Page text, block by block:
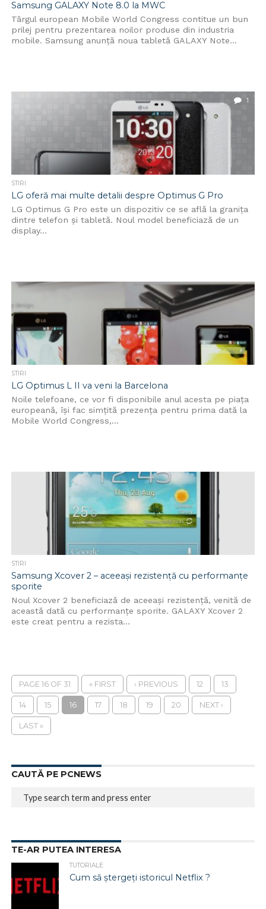
Samsung GALAXY Note 8.0 la MWC
Târgul european Mobile World Congress contitue un bun
prilej pentru prezentarea noilor produse din industria
mobile. Samsung anunță noua tabletă GALAXY Note...
1
STIRI
LG oferă mai multe detalii despre Optimus G Pro
LG Optimus G Pro este un dispozitiv ce se află la granița
dintre telefon și tabletă. Noul model beneficiază de un
display...
STIRI
LG Optimus L II va veni la Barcelona
Noile telefoane, ce vor fi disponibile anul acesta pe piața
europeană, își fac simțită prezența pentru prima dată la
Mobile World Congress,...
STIRI
Samsung Xcover 2 – aceeași rezistență cu performanțe
sporite
Noul Xcover 2 beneficiază de aceeași rezistență, venită de
această dată cu performanțe sporite. GALAXY Xcover 2
este creat pentru a rezista...
PAGE 16 OF 31 « FIRST ‹ PREVIOUS 12 13
14 15 16 17 18 19 20 NEXT ›
LAST »
CAUTĂ PE PCNEWS
TE-AR PUTEA INTERESA
TUTORIALE
Cum să ștergeți istoricul Netflix ?